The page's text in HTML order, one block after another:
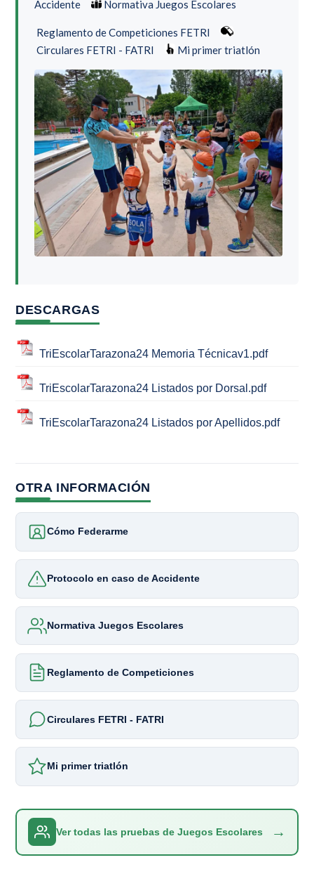
Accidente Normativa Juegos Escolares
Reglamento de Competiciones FETRI
Circulares FETRI - FATRI
Mi primer triatlón
DESCARGAS
TriEscolarTarazona24 Memoria Técnicav1.pdf
TriEscolarTarazona24 Listados por Dorsal.pdf
TriEscolarTarazona24 Listados por Apellidos.pdf
OTRA INFORMACIÓN
Cómo Federarme
Protocolo en caso de Accidente
Normativa Juegos Escolares
Reglamento de Competiciones
Circulares FETRI - FATRI
Mi primer triatlón
Ver todas las pruebas de Juegos Escolares →